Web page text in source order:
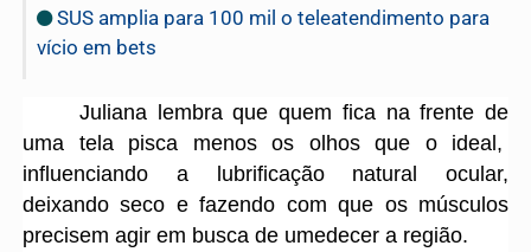
SUS amplia para 100 mil o teleatendimento para
vício em bets
Juliana lembra que quem fica na frente de
uma tela pisca menos os olhos que o ideal,
influenciando a lubrificação natural ocular,
deixando seco e fazendo com que os músculos
precisem agir em busca de umedecer a região.